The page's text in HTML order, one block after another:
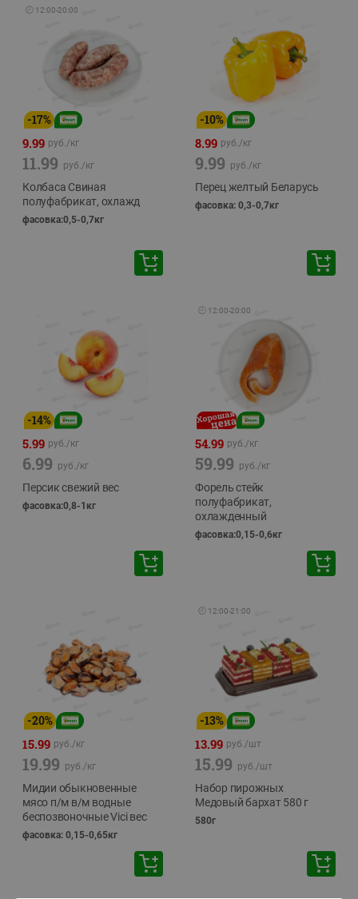
🕘 12:00-20:00
-17%
9.99 руб./кг
11.99 руб./кг
Колбаса Свиная
полуфабрикат, охлажд
фасовка:0,5-0,7кг
-10%
8.99 руб./кг
9.99 руб./кг
Перец желтый Беларусь
фасовка: 0,3-0,7кг
-14%
5.99 руб./кг
6.99 руб./кг
Персик свежий вес
фасовка:0,8-1кг
🕘 12:00-20:00
54.99 руб./кг
59.99 руб./кг
Форель стейк
полуфабрикат,
охлажденный
фасовка:0,15-0,6кг
-20%
15.99 руб./кг
19.99 руб./кг
Мидии обыкновенные
мясо п/м в/м водные
беспозвоночные Vici вес
фасовка: 0,15-0,65кг
🕘 12:00-21:00
-13%
13.99 руб./шт
15.99 руб./шт
Набор пирожных
Медовый бархат 580 г
580г